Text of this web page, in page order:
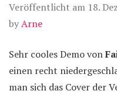
Veröffentlicht am 18.
byArne
Sehr cooles Demo von
einen recht
man sich das Cover der